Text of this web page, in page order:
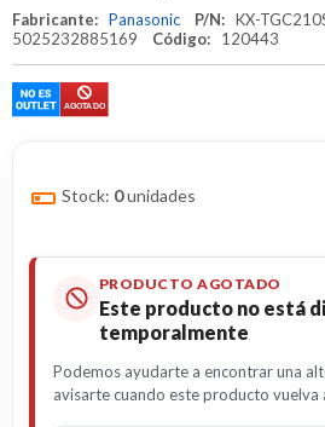
Fabricante: Panasonic P/N: KX-
5025232885169 Código: 120443
Stock: 0unidades
PRODUCTO AGOTADO
Este producto no está
temporalmente
Podemos ayudarte a encontrar una
avisarte cuando este producto vuelva